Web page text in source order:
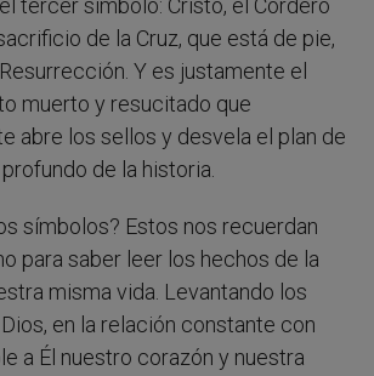
tercer símbolo: Cristo, el Cordero
de la Cruz, que está de pie,
Y es justamente el
muerto y resucitado que
abre los sellos y desvela el plan de
de la historia.
símbolos? Estos nos recuerdan
para saber leer los hechos de la
misma vida. Levantando los
en la relación constante con
a Él nuestro corazón y nuestra